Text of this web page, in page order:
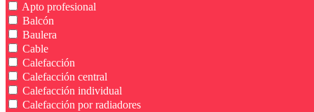
Apto profesional
Balcón
Baulera
Cable
Calefacción
Calefacción central
Calefacción individual
Calefacción por radiadores